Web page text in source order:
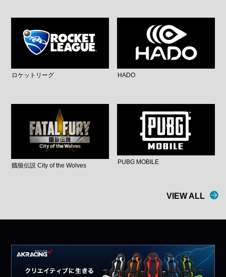
ロケットリーグ HADO
餓狼伝説 City of the Wolves
PUBG MOBILE
VIEW ALL